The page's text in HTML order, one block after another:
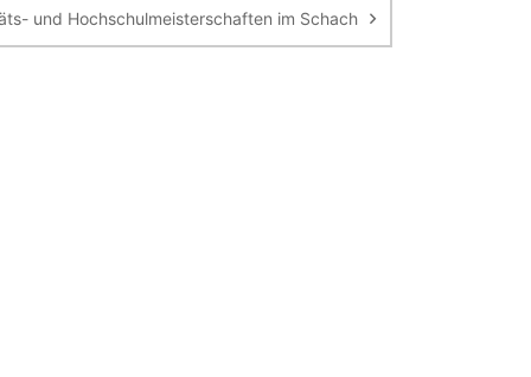
und Hochschulmeisterschaften im Schach